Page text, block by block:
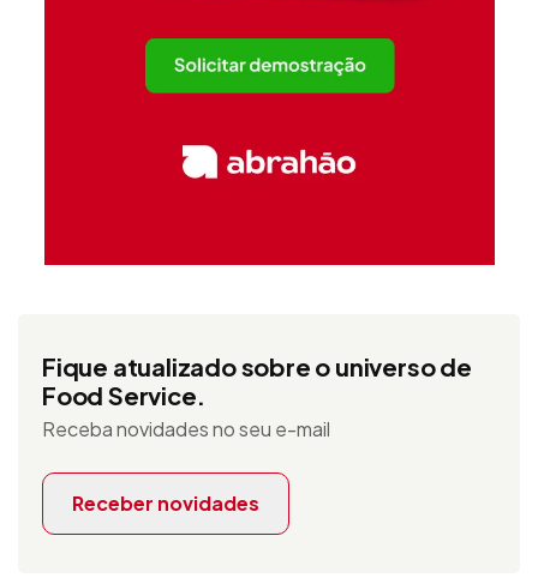
Fique atualizado sobre o universo de
Food Service.
Receba novidades no seu e-mail
Receber novidades